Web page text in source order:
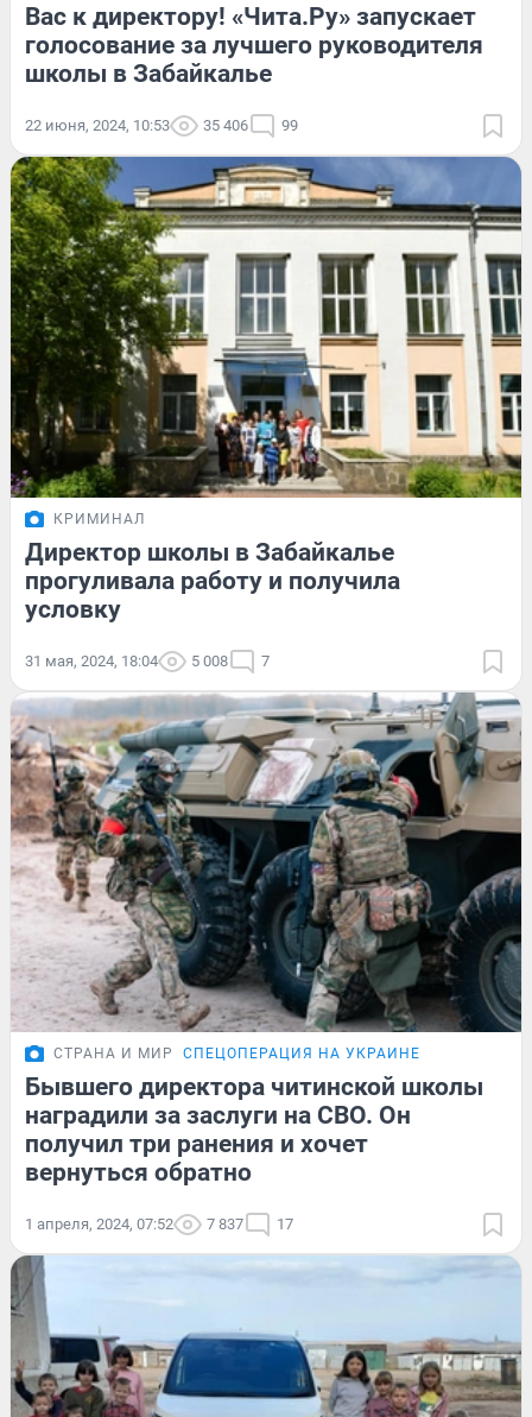
Вас к директору! «Чита.Ру» запускает
голосование за лучшего руководителя
школы в Забайкалье
22 июня, 2024, 10:53 35 406 99
КРИМИНАЛ
Директор школы в Забайкалье
прогуливала работу и получила
условку
31 мая, 2024, 18:04 5 008 7
СТРАНА И МИР СПЕЦОПЕРАЦИЯ НА УКРАИНЕ
Бывшего директора читинской школы
наградили за заслуги на СВО. Он
получил три ранения и хочет
вернуться обратно
1 апреля, 2024, 07:52 7 837 17